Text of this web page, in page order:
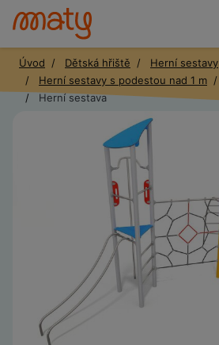
Úvod Dětská hřiště
Herní sestavy
Herní sestavy s podestou nad 1 m
Herní sestava